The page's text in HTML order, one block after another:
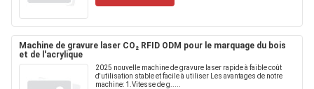
Machine de gravure laser CO₂ RFID ODM pour le marquage du bois
et de l'acrylique
2025 nouvelle machine de gravure laser rapide à faible coût
d'utilisation stable et facile à utiliser Les avantages de notre
machine: 1.Vitesse de g.....